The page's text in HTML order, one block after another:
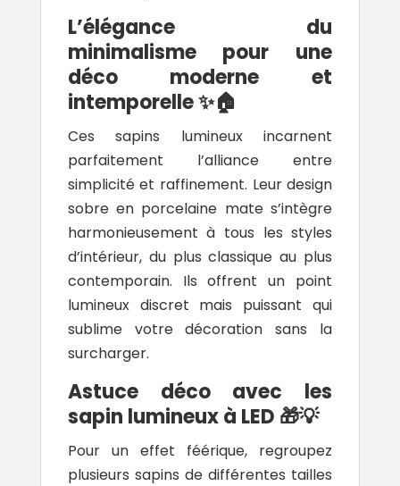
L’élégance du
minimalisme pour une
déco moderne et
intemporelle ✨🏠
Ces sapins lumineux incarnent
parfaitement l’alliance entre
simplicité et raffinement. Leur design
sobre en porcelaine mate s’intègre
harmonieusement à tous les styles
d’intérieur, du plus classique au plus
contemporain. Ils offrent un point
lumineux discret mais puissant qui
sublime votre décoration sans la
surcharger.
Astuce déco avec les
sapin lumineux à LED 🎁💡
Pour un effet féérique, regroupez
plusieurs sapins de différentes tailles